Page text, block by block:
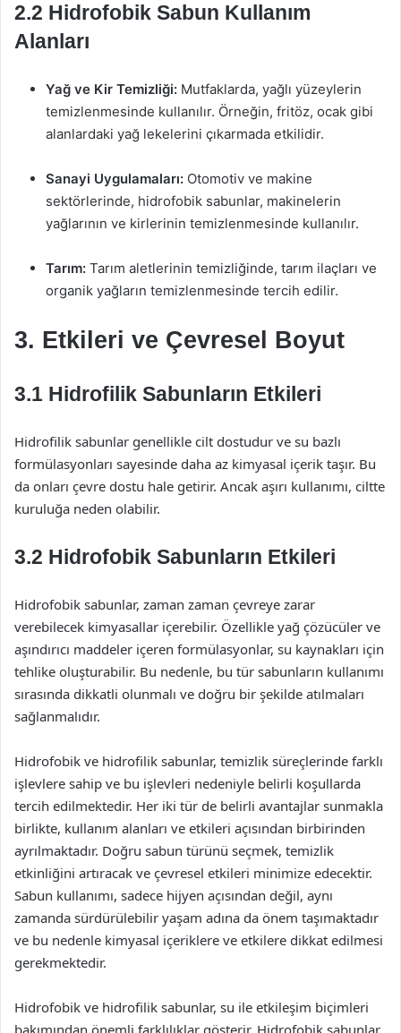
2.2 Hidrofobik Sabun Kullanım
Alanları
Yağ ve Kir Temizliği: Mutfaklarda, yağlı yüzeylerin
temizlenmesinde kullanılır. Örneğin, fritöz, ocak gibi
alanlardaki yağ lekelerini çıkarmada etkilidir.
Sanayi Uygulamaları: Otomotiv ve makine
sektörlerinde, hidrofobik sabunlar, makinelerin
yağlarının ve kirlerinin temizlenmesinde kullanılır.
Tarım: Tarım aletlerinin temizliğinde, tarım ilaçları ve
organik yağların temizlenmesinde tercih edilir.
3. Etkileri ve Çevresel Boyut
3.1 Hidrofilik Sabunların Etkileri
Hidrofilik sabunlar genellikle cilt dostudur ve su bazlı
formülasyonları sayesinde daha az kimyasal içerik taşır. Bu
da onları çevre dostu hale getirir. Ancak aşırı kullanımı, ciltte
kuruluğa neden olabilir.
3.2 Hidrofobik Sabunların Etkileri
Hidrofobik sabunlar, zaman zaman çevreye zarar
verebilecek kimyasallar içerebilir. Özellikle yağ çözücüler ve
aşındırıcı maddeler içeren formülasyonlar, su kaynakları için
tehlike oluşturabilir. Bu nedenle, bu tür sabunların kullanımı
sırasında dikkatli olunmalı ve doğru bir şekilde atılmaları
sağlanmalıdır.
Hidrofobik ve hidrofilik sabunlar, temizlik süreçlerinde farklı
işlevlere sahip ve bu işlevleri nedeniyle belirli koşullarda
tercih edilmektedir. Her iki tür de belirli avantajlar sunmakla
birlikte, kullanım alanları ve etkileri açısından birbirinden
ayrılmaktadır. Doğru sabun türünü seçmek, temizlik
etkinliğini artıracak ve çevresel etkileri minimize edecektir.
Sabun kullanımı, sadece hijyen açısından değil, aynı
zamanda sürdürülebilir yaşam adına da önem taşımaktadır
ve bu nedenle kimyasal içeriklere ve etkilere dikkat edilmesi
gerekmektedir.
Hidrofobik ve hidrofilik sabunlar, su ile etkileşim biçimleri
bakımından önemli farklılıklar gösterir. Hidrofobik sabunlar,